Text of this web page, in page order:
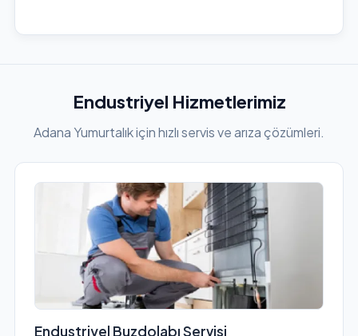
Endustriyel Hizmetlerimiz
Adana Yumurtalık için hızlı servis ve arıza çözümleri.
Endustriyel Buzdolabı Servisi